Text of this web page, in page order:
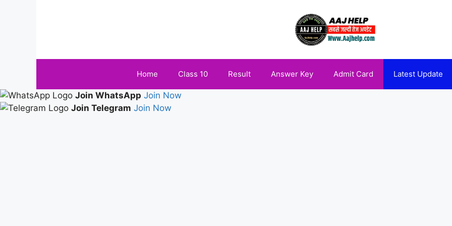
Home Class 10 Result Answer Key Admit Card Latest Update
Join WhatsApp Join Now
Join Telegram Join Now